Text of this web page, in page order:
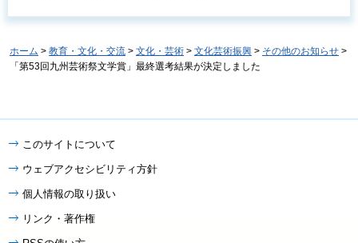
ホーム > 教育・文化・交流 > 文化・芸術 > 文化芸術振興 > その他のお知らせ >
「第53回九州芸術祭文学賞」最終選考結果が決定しました
このサイトについて
ウェブアクセシビリティ方針
個人情報の取り扱い
リンク・著作権